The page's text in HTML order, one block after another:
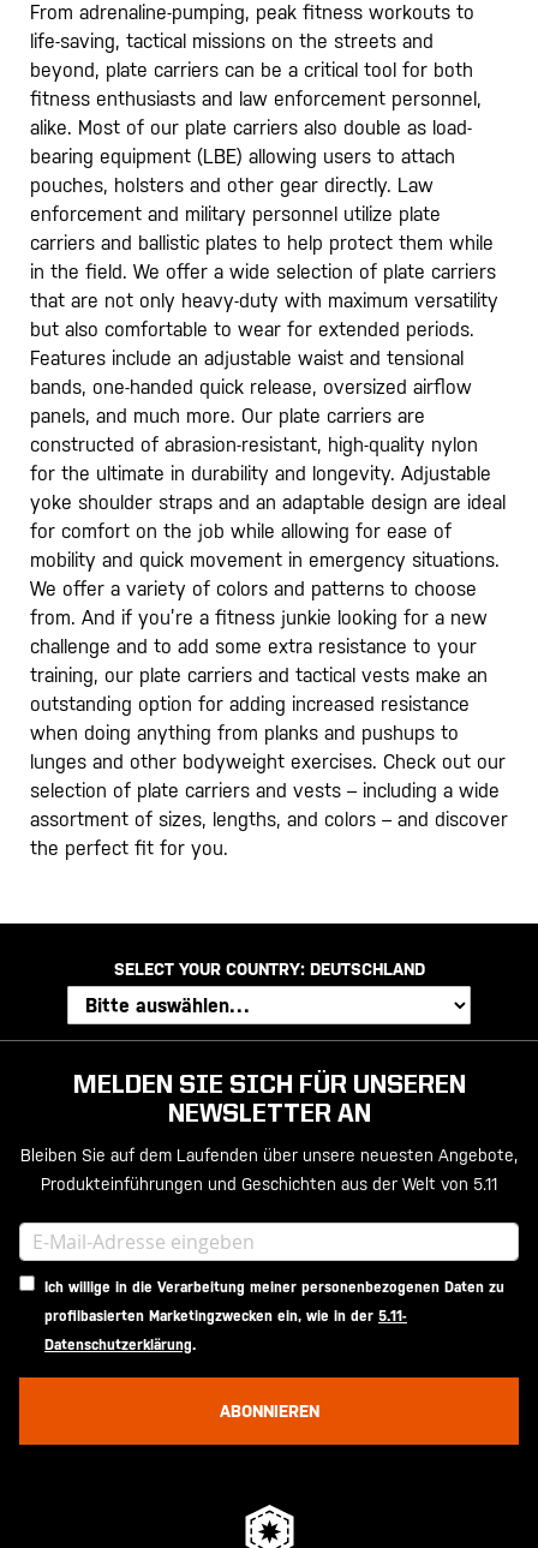
From adrenaline-pumping, peak fitness workouts to
life-saving, tactical missions on the streets and
beyond,​ ​plate carrier​s can be a critical tool for both
fitness enthusiasts and law enforcement personnel,
alike. Most of our plate carriers also double as load-
bearing equipment (LBE) allowing users to attach
pouches, holsters and other gear directly. Law
enforcement and military personnel utilize plate
carriers and ballistic plates to help protect them while
in the field. We offer a wide selection of plate carriers
that are not only heavy-duty with maximum versatility
but also comfortable to wear for extended periods.
Features include an adjustable waist and tensional
bands, one-handed quick release, oversized airflow
panels, and much more. Our plate carriers are
constructed of abrasion-resistant, high-quality nylon
for the ultimate in durability and longevity. Adjustable
yoke shoulder straps and an adaptable design are ideal
for comfort on the job while allowing for ease of
mobility and quick movement in emergency situations.
We offer a variety of colors and patterns to choose
from. And if you’re a fitness junkie looking for a new
challenge and to add some extra resistance to your
training, our plate carriers and tactical vests make an
outstanding option for adding increased resistance
when doing anything from planks and pushups to
lunges and other bodyweight exercises. Check out our
selection of plate carriers and vests – including a wide
assortment of sizes, lengths, and colors – and discover
the perfect fit for you.
SELECT YOUR COUNTRY: DEUTSCHLAND
MELDEN SIE SICH FÜR UNSEREN
NEWSLETTER AN
Bleiben Sie auf dem Laufenden über unsere neuesten Angebote,
Produkteinführungen und Geschichten aus der Welt von 5.11
Ich willige in die Verarbeitung meiner personenbezogenen Daten zu
profilbasierten Marketingzwecken ein, wie in der 5.11-
Datenschutzerklärung.
ABONNIEREN